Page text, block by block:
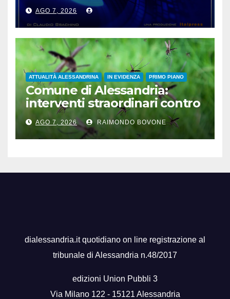
AGO 7, 2026
ATTUALITÀ ALESSANDRINA IN EVIDENZA PRIMO PIANO
Comune di Alessandria:
interventi straordinari contro
le zanzare
AGO 7, 2026 RAIMONDO BOVONE
dialessandria.it quotidiano on line registrazione al
tribunale di Alessandria n.48/2017
edizioni Union Pubbli 3
Via Milano 122 - 15121 Alessandria